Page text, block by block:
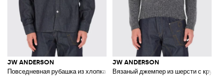
JW ANDERSON
Повседневная рубашка из хлопка
JW ANDERSON
Вязаный джемпер из шерсти с